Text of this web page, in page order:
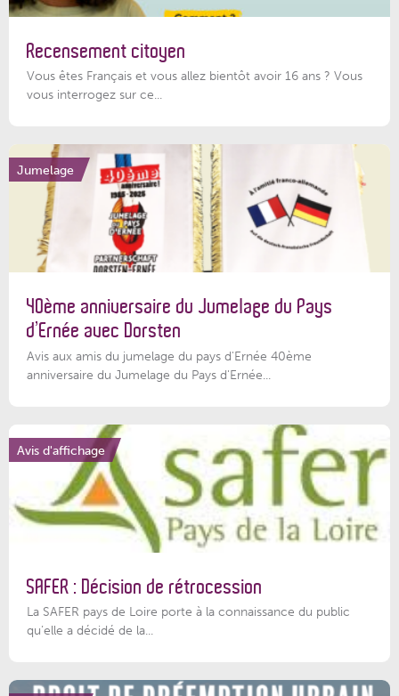
Recensement citoyen
Vous êtes Français et vous allez bientôt avoir 16 ans ? Vous
vous interrogez sur ce...
Jumelage
40ème anniversaire du Jumelage du Pays
d’Ernée avec Dorsten
Avis aux amis du jumelage du pays d'Ernée 40ème
anniversaire du Jumelage du Pays d'Ernée...
Avis d'affichage
SAFER : Décision de rétrocession
La SAFER pays de Loire porte à la connaissance du public
qu’elle a décidé de la...